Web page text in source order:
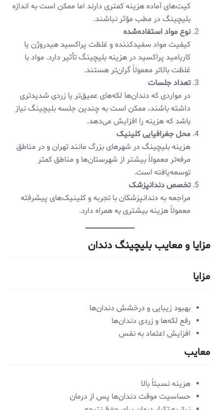
کیت‌های آماده هزینه کمتری دارند اما ممکن است به اندازه
بلیچینگ در مطب مؤثر نباشند.
نوع مواد استفاده‌شده
کیفیت مواد سفیدکننده و غلظت پراکسید هیدروژن یا
کاربامید پراکسید در هزینه بلیچینگ تأثیر دارد. مواد با
غلظت بالاتر معمولاً گران‌تر هستند.
تعداد جلسات
در مواردی که دندان‌ها لکه‌های عمیق‌تر یا زردی شدیدتری
داشته باشند، ممکن است به چندین جلسه بلیچینگ نیاز
باشد که هزینه را افزایش می‌دهد.
محل جغرافیایی کلینیک
هزینه بلیچینگ در شهرهای بزرگ مانند تهران و در مناطق
مرفه‌تر معمولاً بیشتر از شهرستان‌ها و مناطق کمتر
توسعه‌یافته است.
تخصص دندانپزشک
مراجعه به دندانپزشکان با تجربه و کلینیک‌های پیشرفته
معمولاً هزینه بیشتری به همراه دارد.
مزایا و معایب بلیچینگ دندان
مزایا
بهبود زیبایی و درخشش دندان‌ها
رفع لکه‌ها و زردی دندان‌ها
افزایش اعتماد به نفس
معایب
هزینه نسبتاً بالا
حساسیت موقت دندان‌ها پس از درمان